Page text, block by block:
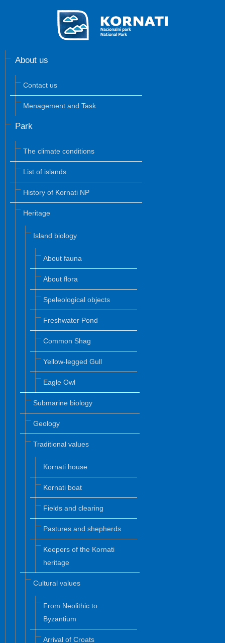
About us
Contact us
Menagement and Task
Park
The climate conditions
List of islands
History of Kornati NP
Heritage
Island biology
About fauna
About flora
Speleological objects
Freshwater Pond
Common Shag
Yellow-legged Gull
Eagle Owl
Submarine biology
Geology
Traditional values
Kornati house
Kornati boat
Fields and clearing
Pastures and shepherds
Keepers of the Kornati
heritage
Cultural values
From Neolithic to
Byzantium
Arrival of Croats